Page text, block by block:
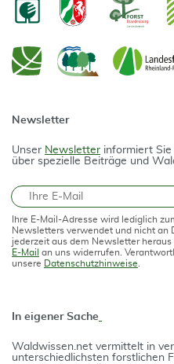
Newsletter
Unser Newsletter informiert Sie
über spezielle Beiträge und
E-Mail
Ihre E-Mail-Adresse wird lediglich
Newsletters verwendet und nicht an
jederzeit aus dem Newsletter
E-Mail an uns widerrufen.
unsere Datenschutzhinweise
In eigener Sache
Waldwissen.net vermittelt in
unterschiedlichsten forstlichen